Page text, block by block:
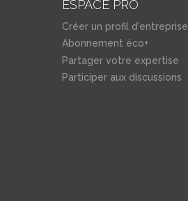
ESPACE PRO
Créer un profil d'entreprise
Abonnement éco+
Partager votre expertise
Participer aux discussions